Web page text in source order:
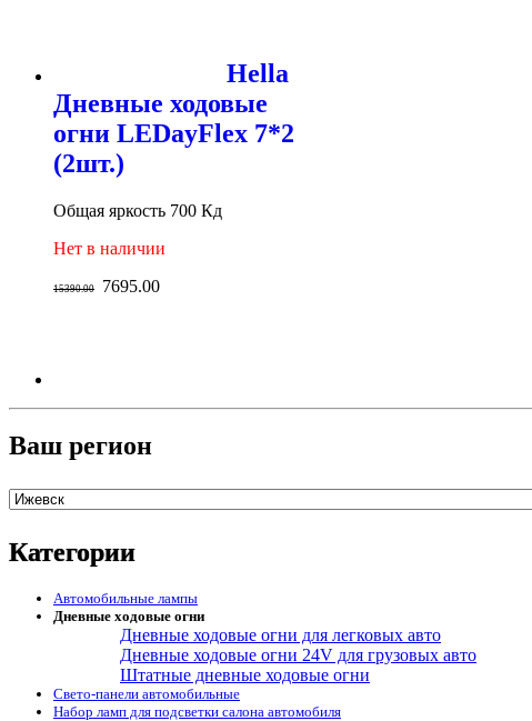
Hella
Дневные ходовые
огни LEDayFlex 7*2
(2шт.)
Общая яркость 700 Кд
Нет в наличии
15390.00 7695.00
Ваш регион
Категории
Автомобильные лампы
Дневные ходовые огни
Дневные ходовые огни для легковых авто
Дневные ходовые огни 24V для грузовых авто
Штатные дневные ходовые огни
Свето-панели автомобильные
Набор ламп для подсветки салона автомобиля